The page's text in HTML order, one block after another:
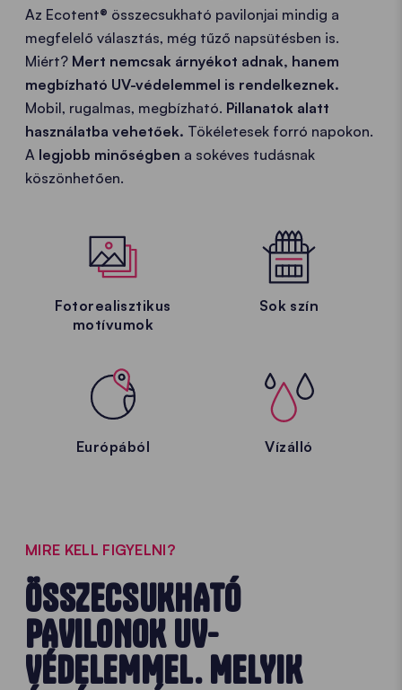
Az Ecotent® összecsukható pavilonjai mindig a
megfelelő választás, még tűző napsütésben is.
Miért? Mert nemcsak árnyékot adnak, hanem
megbízható UV-védelemmel is rendelkeznek.
Mobil, rugalmas, megbízható. Pillanatok alatt
használatba vehetőek. Tökéletesek forró napokon.
A legjobb minőségben a sokéves tudásnak
köszönhetően.
Fotorealisztikus
motívumok
Sok szín
Európából Vízálló
MIRE KELL FIGYELNI?
ÖSSZECSUKHATÓ
PAVILONOK UV-
VÉDELEMMEL. MELYIK